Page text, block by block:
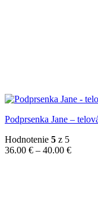
Podprsenka Jane –
Hodnotenie 5 z 5
36.00 € – 40.00 €Price